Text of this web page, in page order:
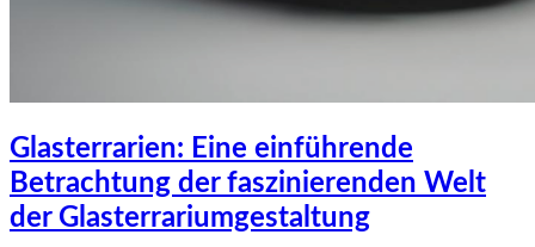
Glasterrarien: Eine einführende
Betrachtung der faszinierenden Welt
der Glasterrariumgestaltung